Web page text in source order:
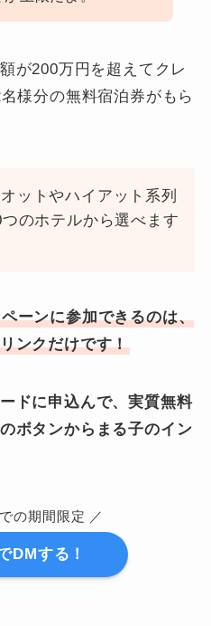
が200万円を超えてクレ
様分の無料宿泊券がもら
ットやハイアット系列
のホテルから選べます
ーンに参加できるのは、
ンクだけです！
ドに申込んで、実質無料
ボタンからまる子のイン
の期間限定 ／
DMする！